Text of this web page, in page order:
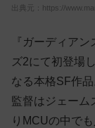
出典元：https://
『ガーディア
ズ2にて初登場
なる本格SF作品
監督はジェーム
りMCUの中で